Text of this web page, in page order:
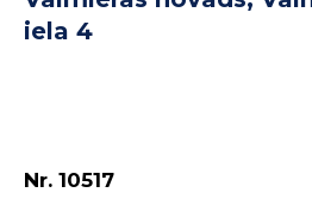
iela 4
Nr. 10517